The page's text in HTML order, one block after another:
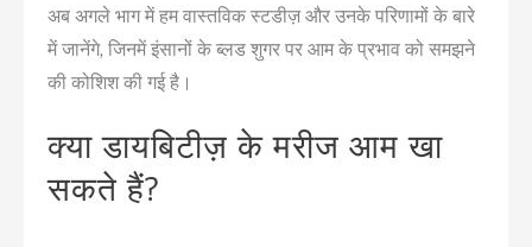
अब अगले भाग में हम वास्तविक स्टडीज़ और उनके परिणामों के बारे
में जानेंगे, जिनमें इंसानों के ब्लड शुगर पर आम के प्रभाव को समझने
की कोशिश की गई है।
क्या डायबिटीज़ के मरीज आम खा
सकते हैं?